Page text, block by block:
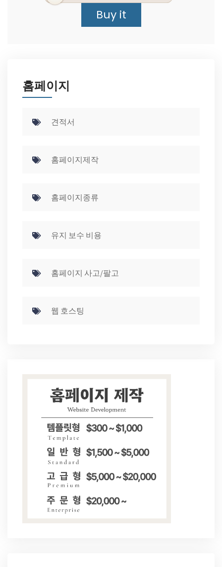
홈페이지
견적서
홈페이지제작
홈페이지종류
유지 보수 비용
홈페이지 사고/팔고
웹 호스팅